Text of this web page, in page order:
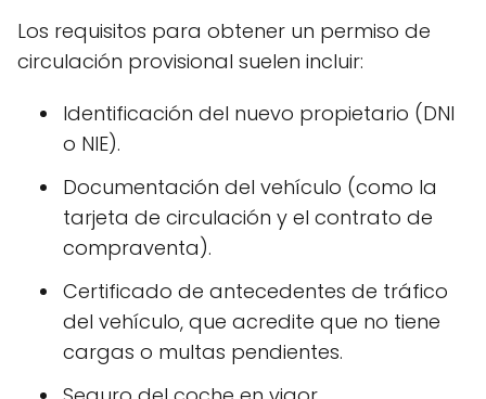
Los requisitos para obtener un permiso de
circulación provisional suelen incluir:
Identificación del nuevo propietario (DNI
o NIE).
Documentación del vehículo (como la
tarjeta de circulación y el contrato de
compraventa).
Certificado de antecedentes de tráfico
del vehículo, que acredite que no tiene
cargas o multas pendientes.